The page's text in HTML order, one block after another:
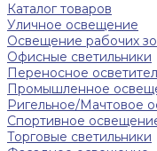
Каталог товаров
Уличное освещение
Освещение рабочих
Офисные светильники
Переносное
Промышленное
Ригельное/Мачтовое
Спортивное
Торговые светильники